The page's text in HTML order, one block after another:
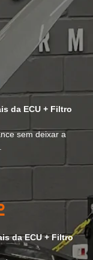
da ECU + Filtro
sem deixar a
da ECU + Filtro